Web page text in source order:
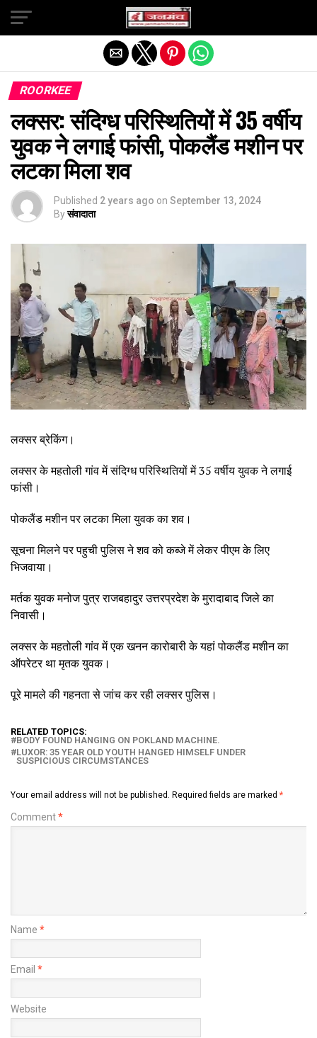
ROORKEE
लक्सर: संदिग्ध परिस्थितियों में 35 वर्षीय
युवक ने लगाई फांसी, पोकलैंड मशीन पर
लटका मिला शव
Published 2 years ago on September 13, 2024
Byसंवादाता
लक्सर ब्रेकिंग।
लक्सर के महतोली गांव में संदिग्ध परिस्थितियों में 35 वर्षीय युवक ने लगाई
फांसी।
पोकलैंड मशीन पर लटका मिला युवक का शव।
सूचना मिलने पर पहुची पुलिस ने शव को कब्जे में लेकर पीएम के लिए
भिजवाया।
मर्तक युवक मनोज पुत्र राजबहादुर उत्तरप्रदेश के मुरादाबाद जिले का
निवासी।
लक्सर के महतोली गांव में एक खनन कारोबारी के यहां पोकलैंड मशीन का
ऑपरेटर था मृतक युवक।
पूरे मामले की गहनता से जांच कर रही लक्सर पुलिस।
RELATED TOPICS:
BODY FOUND HANGING ON POKLAND MACHINE.
LUXOR: 35 YEAR OLD YOUTH HANGED HIMSELF UNDER
SUSPICIOUS CIRCUMSTANCES
Your email address will not be published. Required fields are marked *
Comment*
Name *
Email *
Website
Exit mobile version